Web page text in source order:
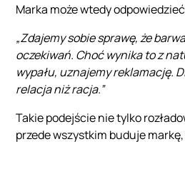
Marka może wtedy
„Zdajemy sobie sprawę, że
oczekiwań. Choć wynika to z
wypału, uznajemy reklamację.
relacja niż racja.”
Takie podejście nie tylko
przede wszystkim buduje